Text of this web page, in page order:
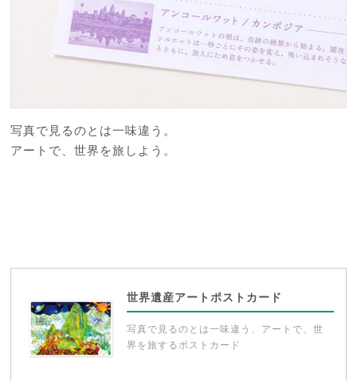
写真で見るのとは一味違う。
アートで、世界を旅しよう。
世界遺産アートポストカード
写真で見るのとは一味違う、アートで、世
界を旅するポストカード